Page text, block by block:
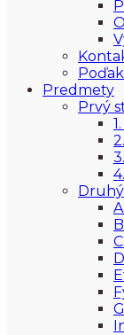
Predmety
Prvý